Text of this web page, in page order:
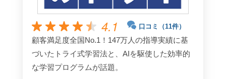
4.1 口コミ（11件）
顧客満足度全国No.1！147万人の指導実績に基
づいたトライ式学習法と、AIを駆使した効率的
な学習プログラムが話題。